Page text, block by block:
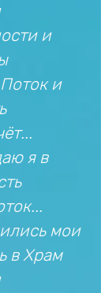
и
и
я в
мои
в Храм